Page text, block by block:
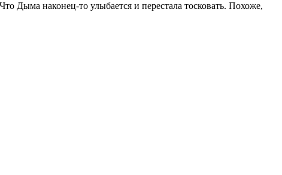
Дыма наконец-то улыбается и перестала тосковать. Похоже,